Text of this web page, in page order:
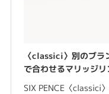
〈classici〉別のブラ
で合わせるマリッジ
SIX PENCE〈classici〉